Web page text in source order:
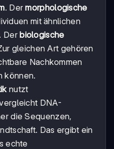
. Dermorphologische
mit ähnlichen
Derbiologische
gleichen Art gehören
Nachkommen
können.
nutzt
DNA-
die Sequenzen,
Das ergibt ein
echte